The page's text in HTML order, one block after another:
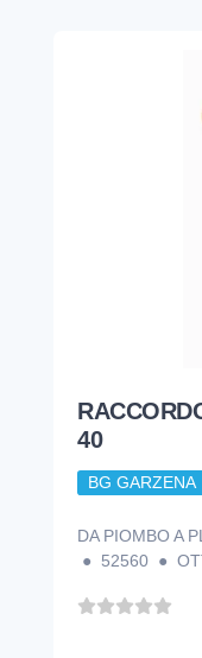
40
BG GARZENA
DA PIOMBO A
● 52560 ●